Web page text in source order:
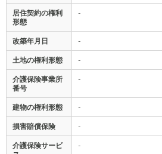
居住契約の権利
形態
-
改築年月日 -
土地の権利形態 -
介護保険事業所
番号
-
建物の権利形態 -
損害賠償保険 -
介護保険サービ
-